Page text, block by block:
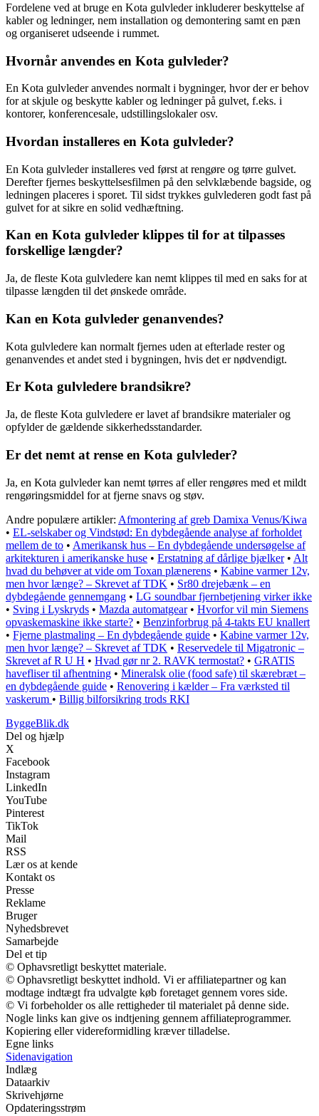
Fordelene ved at bruge en Kota gulvleder inkluderer beskyttelse af
kabler og ledninger, nem installation og demontering samt en pæn
og organiseret udseende i rummet.
Hvornår anvendes en Kota gulvleder?
En Kota gulvleder anvendes normalt i bygninger, hvor der er behov
for at skjule og beskytte kabler og ledninger på gulvet, f.eks. i
kontorer, konferencesale, udstillingslokaler osv.
Hvordan installeres en Kota gulvleder?
En Kota gulvleder installeres ved først at rengøre og tørre gulvet.
Derefter fjernes beskyttelsesfilmen på den selvklæbende bagside, og
ledningen placeres i sporet. Til sidst trykkes gulvlederen godt fast på
gulvet for at sikre en solid vedhæftning.
Kan en Kota gulvleder klippes til for at tilpasses
forskellige længder?
Ja, de fleste Kota gulvledere kan nemt klippes til med en saks for at
tilpasse længden til det ønskede område.
Kan en Kota gulvleder genanvendes?
Kota gulvledere kan normalt fjernes uden at efterlade rester og
genanvendes et andet sted i bygningen, hvis det er nødvendigt.
Er Kota gulvledere brandsikre?
Ja, de fleste Kota gulvledere er lavet af brandsikre materialer og
opfylder de gældende sikkerhedsstandarder.
Er det nemt at rense en Kota gulvleder?
Ja, en Kota gulvleder kan nemt tørres af eller rengøres med et mildt
rengøringsmiddel for at fjerne snavs og støv.
Andre populære artikler: Afmontering af greb Damixa Venus/Kiwa
• EL-selskaber og Vindstød: En dybdegående analyse af forholdet
mellem de to • Amerikansk hus – En dybdegående undersøgelse af
arkitekturen i amerikanske huse • Erstatning af dårlige bjælker• Alt
hvad du behøver at vide om Toxan plænerens • Kabine varmer 12v,
men hvor længe? – Skrevet af TDK • Sr80 drejebænk – en
dybdegående gennemgang • LG soundbar fjernbetjening virker ikke
• Sving i Lyskryds • Mazda automatgear• Hvorfor vil min Siemens
opvaskemaskine ikke starte? • Benzinforbrug på 4-takts EU knallert
• Fjerne plastmaling – En dybdegående guide • Kabine varmer 12v,
men hvor længe? – Skrevet af TDK • Reservedele til Migatronic –
Skrevet af R U H • Hvad gør nr 2. RAVK termostat? • GRATIS
havefliser til afhentning • Mineralsk olie (food safe) til skærebræt –
en dybdegående guide • Renovering i kælder – Fra værksted til
vaskerum • Billig bilforsikring trods RKI
ByggeBlik.dk
Del og hjælp
X
Facebook
Instagram
LinkedIn
YouTube
Pinterest
TikTok
Mail
RSS
Lær os at kende
Kontakt os
Presse
Reklame
Bruger
Nyhedsbrevet
Samarbejde
Del et tip
© Ophavsretligt beskyttet materiale.
© Ophavsretligt beskyttet indhold. Vi er affiliatepartner og kan
modtage indtægt fra udvalgte køb foretaget gennem vores side.
© Vi forbeholder os alle rettigheder til materialet på denne side.
Nogle links kan give os indtjening gennem affiliateprogrammer.
Kopiering eller videreformidling kræver tilladelse.
Egne links
Sidenavigation
Indlæg
Dataarkiv
Skrivehjørne
Opdateringsstrøm